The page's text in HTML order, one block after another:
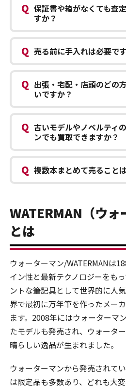
Q 保証書や箱がなくても査
すか？
Q 売る前に手入れは必要で
Q 出張・宅配・店頭のどの
いですか？
Q 古いモデルやノベルティ
ンでも買取できますか？
Q 複数本まとめて売ること
WATERMAN（ウォ
とは
ウォーターマン/WATERMANは
イン性と最新テクノロジーをも
ントな筆記具として世界的に人
界で最初に万年筆を作ったメー
ます。2008年にはウォーターマ
たモデルも発売され、ウォータ
晴らしい逸品が生まれました。
ウォーターマンから発売されて
は限定品も多数あり、どれも大